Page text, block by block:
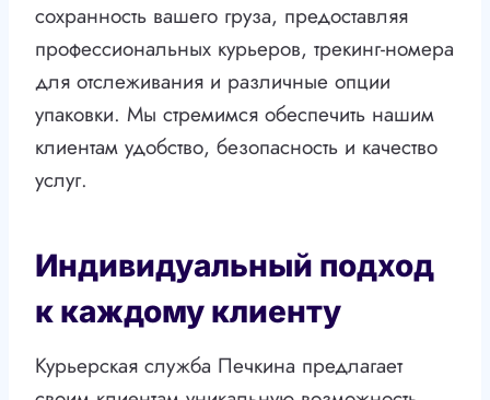
сохранность вашего груза, предоставляя
профессиональных курьеров, трекинг-номера
для отслеживания и различные опции
упаковки. Мы стремимся обеспечить нашим
клиентам удобство, безопасность и качество
услуг.
Индивидуальный подход
к каждому клиенту
Курьерская служба Печкина предлагает